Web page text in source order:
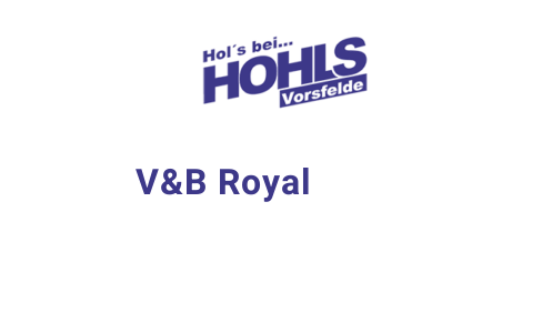
V&B Royal